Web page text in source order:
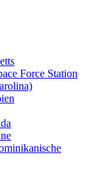
Force Station